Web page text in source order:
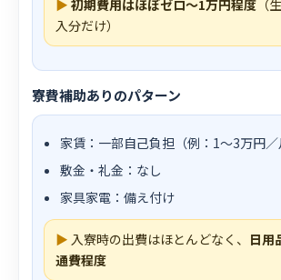
▶ 初期費用はほぼゼロ〜1万円程度 （
入分だけ）
寮費補助ありのパターン
家賃：一部自己負担（例：1〜3万円／
敷金・礼金：なし
家具家電：備え付け
▶ 入寮時の出費はほとんどなく、 日用
通費程度